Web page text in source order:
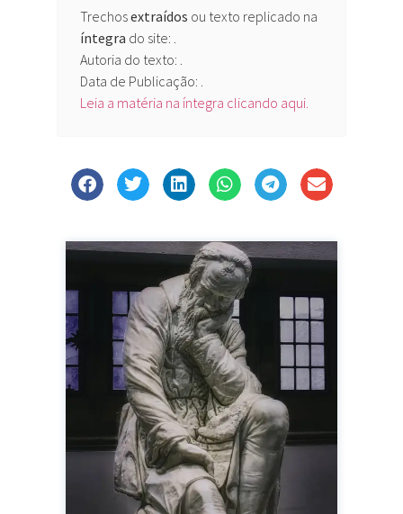
Trechosextraídos ou texto replicado na
íntegra do site:
Autoria do texto: .
Data de Publicação: .
Leia a matéria na íntegra clicando aqui.